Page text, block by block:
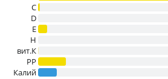
C
D
E
H
вит.К
PP
Калий